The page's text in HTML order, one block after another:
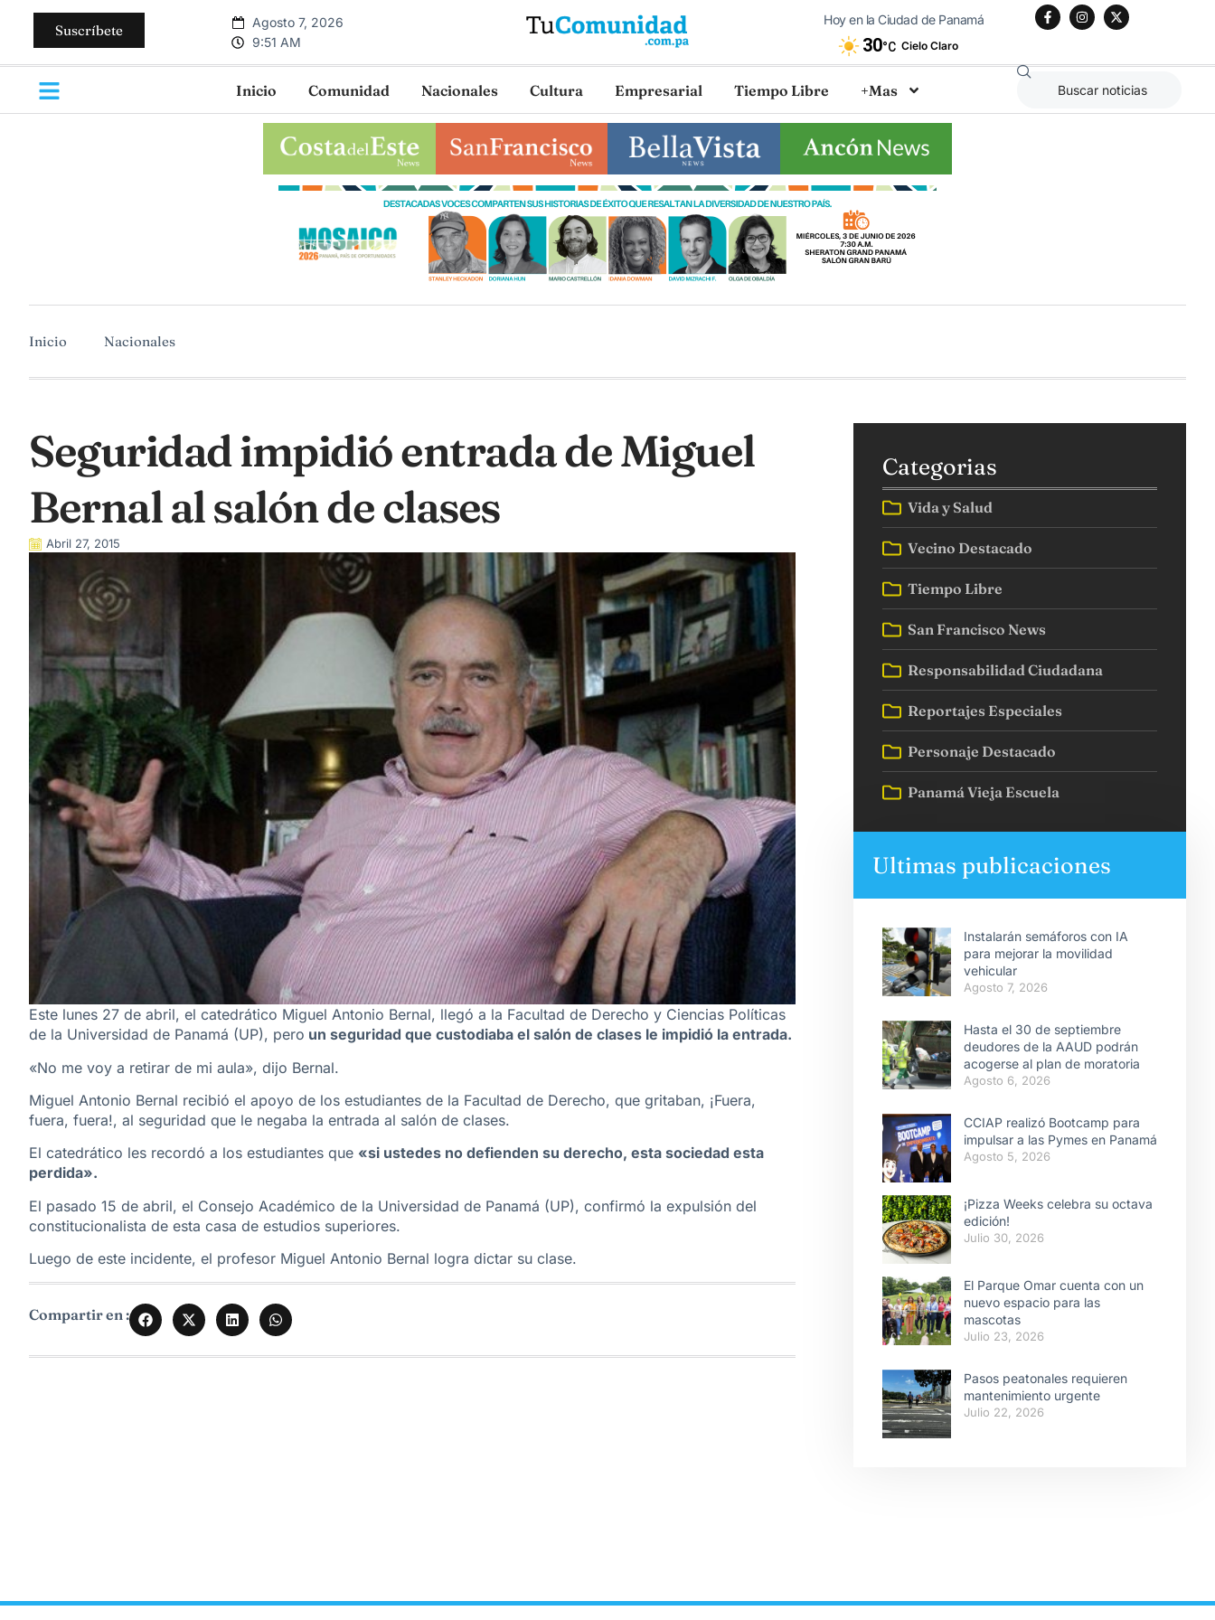
Suscríbete
Agosto 7, 2026
9:51 AM
Hoy en la Ciudad de Panamá
30°C Cielo Claro
Inicio Comunidad Nacionales Cultura Empresarial Tiempo Libre +Mas
Inicio Nacionales
Seguridad impidió entrada de Miguel
Bernal al salón de clases
Abril 27, 2015
Este lunes 27 de abril, el catedrático Miguel Antonio Bernal, llegó a la Facultad de Derecho y Ciencias Políticas
de la Universidad de Panamá (UP), pero un seguridad que custodiaba el salón de clases le impidió la entrada.
«No me voy a retirar de mi aula», dijo Bernal.
Miguel Antonio Bernal recibió el apoyo de los estudiantes de la Facultad de Derecho, que gritaban, ¡Fuera,
fuera, fuera!, al seguridad que le negaba la entrada al salón de clases.
El catedrático les recordó a los estudiantes que «si ustedes no defienden su derecho, esta sociedad esta
perdida».
El pasado 15 de abril, el Consejo Académico de la Universidad de Panamá (UP), confirmó la expulsión del
constitucionalista de esta casa de estudios superiores.
Luego de este incidente, el profesor Miguel Antonio Bernal logra dictar su clase.
Compartir en :
Categorias
Vida y Salud
Vecino Destacado
Tiempo Libre
San Francisco News
Responsabilidad Ciudadana
Reportajes Especiales
Personaje Destacado
Panamá Vieja Escuela
Ultimas publicaciones
Instalarán semáforos con IA
para mejorar la movilidad
vehicular
Agosto 7, 2026
Hasta el 30 de septiembre
deudores de la AAUD podrán
acogerse al plan de moratoria
Agosto 6, 2026
CCIAP realizó Bootcamp para
impulsar a las Pymes en Panamá
Agosto 5, 2026
¡Pizza Weeks celebra su octava
edición!
Julio 30, 2026
El Parque Omar cuenta con un
nuevo espacio para las
mascotas
Julio 23, 2026
Pasos peatonales requieren
mantenimiento urgente
Julio 22, 2026